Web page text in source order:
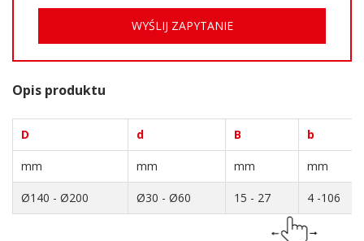
WYŚLIJ ZAPYTANIE
Opis produktu
D d B b
mm mm mm mm
Ø140 - Ø200 Ø30 - Ø60 15 - 27 4 -106